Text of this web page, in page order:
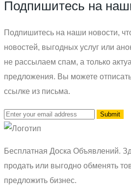
Подпишитесь на
Подпишитесь на наши новости,
новостей, выгодных услуг или
не рассылаем спам, а только
предложения. Вы можете
ссылке из письма.
Бесплатная Доска Объявлений.
продать или выгодно обменять
предложить бизнес.